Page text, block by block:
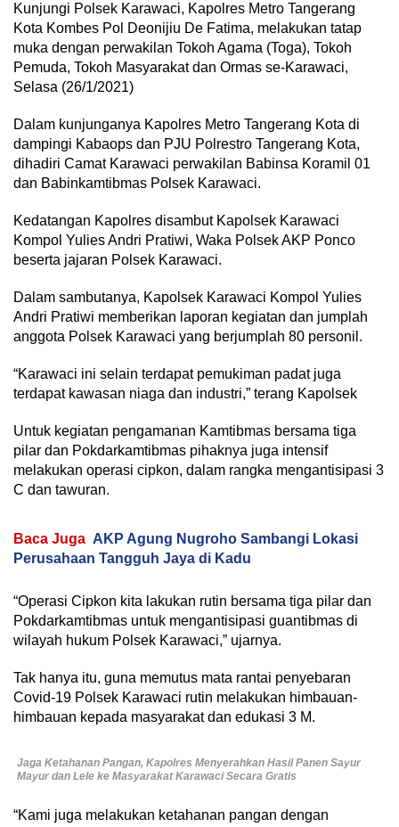
Kunjungi Polsek Karawaci, Kapolres Metro Tangerang
Kota Kombes Pol Deonijiu De Fatima, melakukan tatap
muka dengan perwakilan Tokoh Agama (Toga), Tokoh
Pemuda, Tokoh Masyarakat dan Ormas se-Karawaci,
Selasa (26/1/2021)
Dalam kunjunganya Kapolres Metro Tangerang Kota di
dampingi Kabaops dan PJU Polrestro Tangerang Kota,
dihadiri Camat Karawaci perwakilan Babinsa Koramil 01
dan Babinkamtibmas Polsek Karawaci.
Kedatangan Kapolres disambut Kapolsek Karawaci
Kompol Yulies Andri Pratiwi, Waka Polsek AKP Ponco
beserta jajaran Polsek Karawaci.
Dalam sambutanya, Kapolsek Karawaci Kompol Yulies
Andri Pratiwi memberikan laporan kegiatan dan jumplah
anggota Polsek Karawaci yang berjumplah 80 personil.
“Karawaci ini selain terdapat pemukiman padat juga
terdapat kawasan niaga dan industri,” terang Kapolsek
Untuk kegiatan pengamanan Kamtibmas bersama tiga
pilar dan Pokdarkamtibmas pihaknya juga intensif
melakukan operasi cipkon, dalam rangka mengantisipasi 3
C dan tawuran.
Baca Juga AKP Agung Nugroho Sambangi Lokasi
Perusahaan Tangguh Jaya di Kadu
“Operasi Cipkon kita lakukan rutin bersama tiga pilar dan
Pokdarkamtibmas untuk mengantisipasi guantibmas di
wilayah hukum Polsek Karawaci,” ujarnya.
Tak hanya itu, guna memutus mata rantai penyebaran
Covid-19 Polsek Karawaci rutin melakukan himbauan-
himbauan kepada masyarakat dan edukasi 3 M.
Jaga Ketahanan Pangan, Kapolres Menyerahkan Hasil Panen Sayur
Mayur dan Lele ke Masyarakat Karawaci Secara Gratis
“Kami juga melakukan ketahanan pangan dengan